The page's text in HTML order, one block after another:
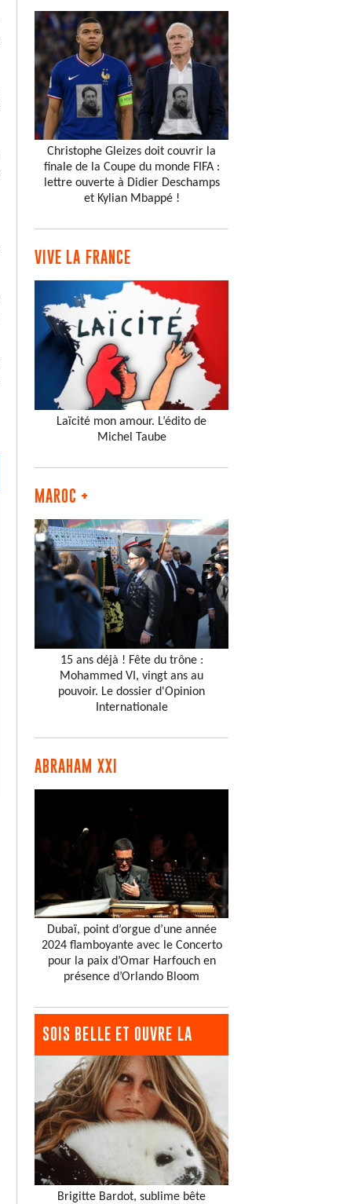
Christophe Gleizes doit couvrir la
finale de la Coupe du monde FIFA :
lettre ouverte à Didier Deschamps
et Kylian Mbappé !
VIVE LA FRANCE
Laïcité mon amour. L’édito de
Michel Taube
MAROC +
15 ans déjà ! Fête du trône :
Mohammed VI, vingt ans au
pouvoir. Le dossier d'Opinion
Internationale
ABRAHAM XXI
Dubaï, point d’orgue d’une année
2024 flamboyante avec le Concerto
pour la paix d’Omar Harfouch en
présence d’Orlando Bloom
SOIS BELLE ET OUVRE LA
Brigitte Bardot, sublime bête